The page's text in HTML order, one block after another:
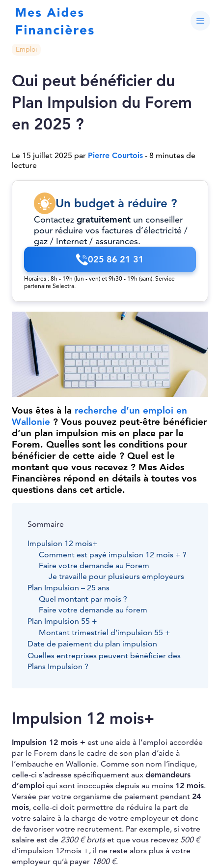
Emploi
Qui peut bénéficier du
Plan Impulsion du Forem
en 2025 ?
Le 15 juillet 2025 par Pierre Courtois - 8 minutes de
lecture
Un budget à réduire ?
Contactez gratuitement un conseiller
pour réduire vos factures d’électricité /
gaz / Internet / assurances.
025 86 21 31
Horaires : 8h - 19h (lun - ven) et 9h30 - 19h (sam). Service
partenaire Selectra.
Vous êtes à la recherche d’un emploi en
Wallonie ? Vous pouvez peut-être bénéficier
d’un plan impulsion mis en place par le
Forem. Quelles sont les conditions pour
bénéficier de cette aide ? Quel est le
montant que vous recevez ? Mes Aides
Financières répond en détails à toutes vos
questions dans cet article.
Sommaire
Impulsion 12 mois+
Comment est payé impulsion 12 mois + ?
Faire votre demande au Forem
Je travaille pour plusieurs employeurs
Plan Impulsion – 25 ans
Quel montant par mois ?
Faire votre demande au forem
Plan Impulsion 55 +
Montant trimestriel d’impulsion 55 +
Date de paiement du plan impulsion
Quelles entreprises peuvent bénéficier des
Plans Impulsion ?
Impulsion 12 mois+
Impulsion 12 mois + est une aide à l’emploi accordée
par le Forem dans le cadre de son plan d’aide à
l’embauche en Wallonie. Comme son nom l’indique,
celle-ci s’adresse spécifiquement aux demandeurs
d’emploi qui sont inoccupés depuis au moins 12 mois.
Versée par votre organisme de paiement pendant 24
mois, celle-ci doit permettre de réduire la part de
votre salaire à la charge de votre employeur et donc
de favoriser votre recrutement. Par exemple, si votre
salaire est de 2300 € brutset que vous recevez 500 €
d’impulsion 12mois +, il ne reste alors plus à votre
employeur qu’à payer 1800 €.